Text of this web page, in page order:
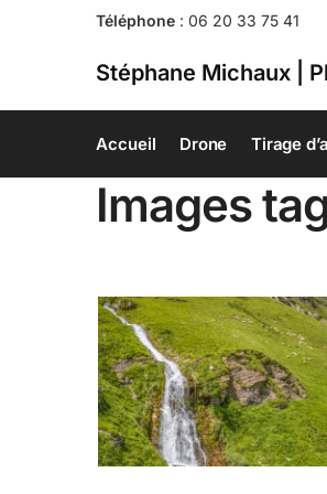
Téléphone : 06 20 33 75 41
Stéphane Michaux |
Accueil Drone Tirage
Images